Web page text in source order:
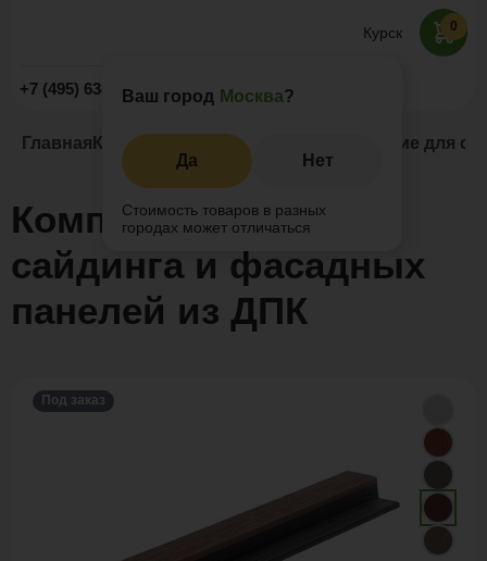
Курск
Ваш город Москва?
Да Нет
Стоимость товаров в разных
городах может отличаться
+7 (495) 638-52-09 Заказать звонок
0
Главная Каталог Сайдинг ДПК Комплектующие для
Комплектующие для
сайдинга и фасадных
панелей из ДПК
Под заказ